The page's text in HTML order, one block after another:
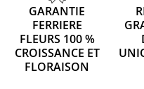
GARANTIE
FERRIERE
FLEURS 100 %
CROISSANCE ET
FLORAISON